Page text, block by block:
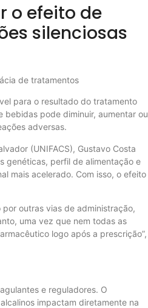
o efeito de
silenciosas
de tratamentos
para o resultado do tratamento
pode diminuir, aumentar ou
adversas.
(UNIFACS), Gustavo Costa
genéticas, perfil de alimentação e
mais acelerado. Com isso, o efeito
outras vias de administração,
uma vez que nem todas as
logo após a prescrição”,
e reguladores. O
impactam diretamente na